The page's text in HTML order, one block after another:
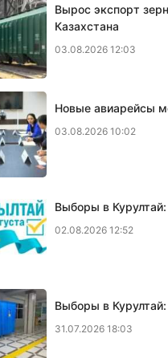
Вырос экспорт
Казахстана
03.08.2026 12:03
Новые авиарейсы
03.08.2026 10:02
Выборы в
02.08.2026 12:52
Выборы в
31.07.2026 18:03